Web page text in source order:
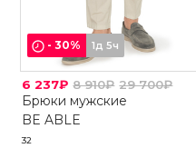
-30% 1д 5ч
6 237₽ 8 910₽ 29 700₽
Брюки мужские
BE ABLE
32